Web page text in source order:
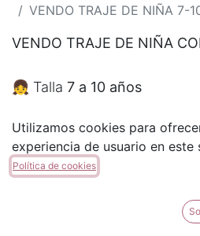
VENDO TRAJE DE NIÑA 7-
VENDO TRAJE DE NIÑA
👧 Talla 7 a 10 años
👗Completo: bolsa, manta
👢 Incluyebotas 33-34
Utilizamos cookies para
experiencia de usuario en este
Política de cookies